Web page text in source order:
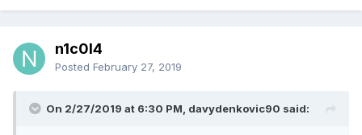
n1c0l4
Posted February 27, 2019
On 2/27/2019 at 6:30 PM, davydenkovic90 said: